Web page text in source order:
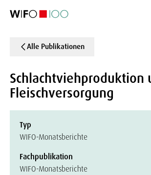
Alle Publikationen
Schlachtviehproduktion
Fleischversorgung
Typ
WIFO-Monatsberichte
Fachpublikation
WIFO-Monatsberichte